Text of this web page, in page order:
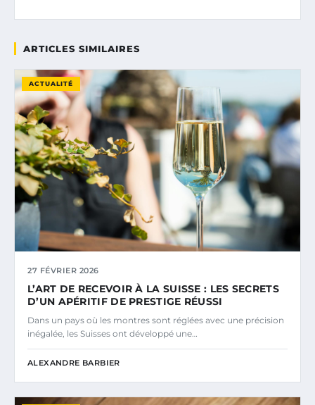
ARTICLES SIMILAIRES
ACTUALITÉ
27 FÉVRIER 2026
L’ART DE RECEVOIR À LA SUISSE : LES SECRETS
D’UN APÉRITIF DE PRESTIGE RÉUSSI
Dans un pays où les montres sont réglées avec une précision
inégalée, les Suisses ont développé une…
ALEXANDRE BARBIER